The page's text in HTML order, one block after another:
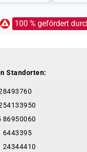
100 % gefördert
Standorten:
86950060
6443395
24344410